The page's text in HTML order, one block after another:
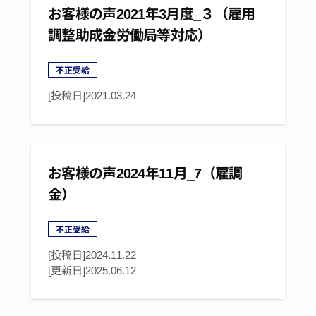
お客様の声2021年3月度_３（雇用
調整助成金労働局等対応）
不正受給
[投稿日]2021.03.24
お客様の声2024年11月_7（雇調
金）
不正受給
[投稿日]2024.11.22
[更新日]2025.06.12